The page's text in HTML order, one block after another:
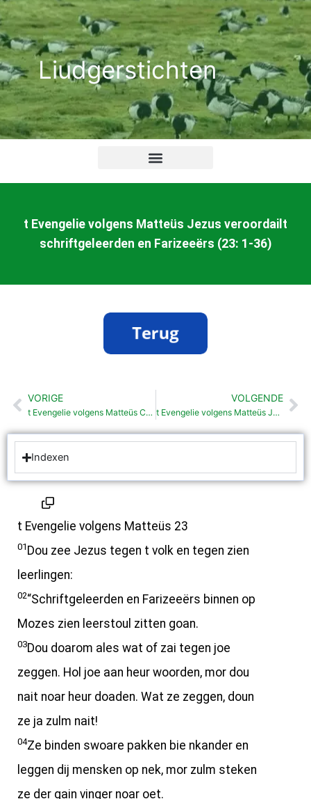
Ga
naar
de
inhoudLiudgerstichten
t Evengelie volgens Matteüs Jezus veroordailt
schriftgeleerden en Farizeeërs (23: 1-36)
Vorige
VORIGE
t Evengelie volgens Matteüs Christus: Doavid zien Zeun en Heer (22:41-46)
VOLGENDE
t Evengelie volgens Matteüs Jezus beklagt Jeruzelem (23:37-39)
Indexen
t Evengelie volgens Matteüs 23
01 Dou zee Jezus tegen t volk en tegen zien
leerlingen:
02“Schriftgeleerden en Farizeeërs binnen op
Mozes zien leerstoul zitten goan.
03Dou doarom ales wat of zai tegen joe
zeggen. Hol joe aan heur woorden, mor dou
nait noar heur doaden. Wat ze zeggen, doun
ze ja zulm nait!
04Ze binden swoare pakken bie nkander en
leggen dij mensken op nek, mor zulm steken
ze der gain vinger noar oet.